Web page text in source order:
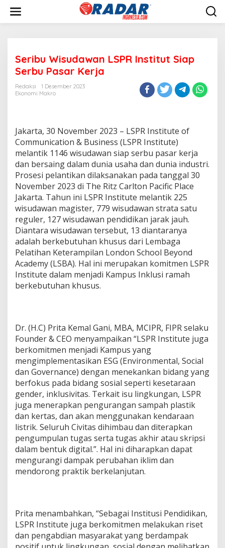
w
Seribu Wisudawan LSPR Institut Siap
Serbu Pasar Kerja
Redaksi
1 Desember 2023
Ekonomi Makro
Jakarta, 30 November 2023 – LSPR Institute of
Communication & Business (LSPR Institute)
melantik 1146 wisudawan siap serbu pasar kerja
dan bersaing dalam dunia usaha dan dunia industri.
Prosesi pelantikan dilaksanakan pada tanggal 30
November 2023 di The Ritz Carlton Pacific Place
Jakarta. Tahun ini LSPR Institute melantik 225
wisudawan magister, 779 wisudawan strata satu
reguler, 127 wisudawan pendidikan jarak jauh.
Diantara wisudawan tersebut, 13 diantaranya
adalah berkebutuhan khusus dari Lembaga
Pelatihan Keterampilan London School Beyond
Academy (LSBA). Hal ini merupakan komitmen LSPR
Institute dalam menjadi Kampus Inklusi ramah
berkebutuhan khusus.
Dr. (H.C) Prita Kemal Gani, MBA, MCIPR, FIPR selaku
Founder & CEO menyampaikan “LSPR Institute juga
berkomitmen menjadi Kampus yang
mengimplementasikan ESG (Environmental, Social
dan Governance) dengan menekankan bidang yang
berfokus pada bidang sosial seperti kesetaraan
gender, inklusivitas. Terkait isu lingkungan, LSPR
juga menerapkan pengurangan sampah plastik
dan kertas, dan akan menggunakan kendaraan
listrik. Seluruh Civitas dihimbau dan diterapkan
pengumpulan tugas serta tugas akhir atau skripsi
dalam bentuk digital.”. Hal ini diharapkan dapat
mengurangi dampak perubahan iklim dan
mendorong praktik berkelanjutan.
Prita menambahkan, “Sebagai Institusi Pendidikan,
LSPR Institute juga berkomitmen melakukan riset
dan pengabdian masyarakat yang berdampak